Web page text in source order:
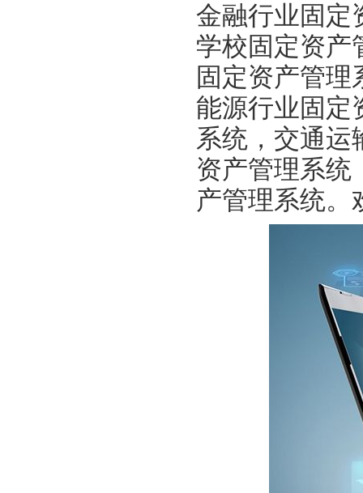
金融行业固定
学校固定资产
固定资产管
能源行业固定
系统，交通运
资产管理系统
产管理系统。